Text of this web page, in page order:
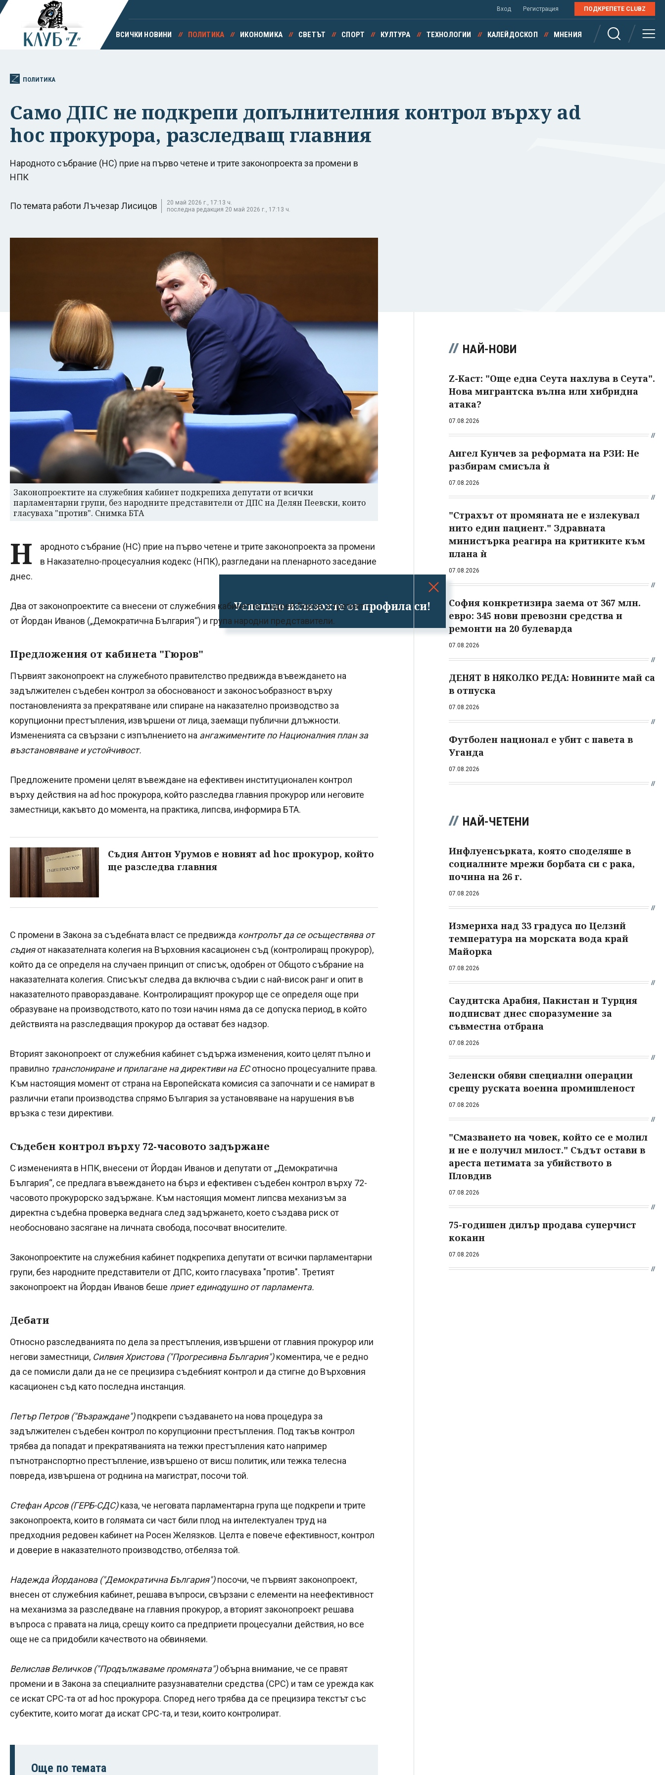
Успешно излязохте от профила си!
Вход Регистрация ПОДКРЕПЕТЕ CLUBZ
ВСИЧКИ НОВИНИ ПОЛИТИКА ИКОНОМИКА СВЕТЪТ СПОРТ КУЛТУРА ТЕХНОЛОГИИ КАЛЕЙДОСКОП МНЕНИЯ
ПОЛИТИКА
Само ДПС не подкрепи допълнителния контрол върху ad
hoc прокурора, разследващ главния
Народното събрание (НС) прие на първо четене и трите законопроекта за промени в
НПК
По темата работи Лъчезар Лисицов
20 май 2026 г., 17:13 ч.
последна редакция 20 май 2026 г., 17:13 ч.
Законопроектите на служебния кабинет подкрепиха депутати от всички
парламентарни групи, без народните представители от ДПС на Делян Пеевски, които
гласуваха "против". Снимка БТА
Н
ародното събрание (НС) прие на първо четене и трите законопроекта за промени
в Наказателно-процесуалния кодекс (НПК), разгледани на пленарното заседание
днес.
Два от законопроектите са внесени от служебния кабинет на Андрей Гюров, а третият –
от Йордан Иванов („Демократична България“) и група народни представители.
Предложения от кабинета "Гюров"
Първият законопроект на служебното правителство предвижда въвеждането на
задължителен съдебен контрол за обоснованост и законосъобразност върху
постановленията за прекратяване или спиране на наказателно производство за
корупционни престъпления, извършени от лица, заемащи публични длъжности.
Измененията са свързани с изпълнението на ангажиментите по Националния план за
възстановяване и устойчивост.
Предложените промени целят въвеждане на ефективен институционален контрол
върху действия на ad hoc прокурора, който разследва главния прокурор или неговите
заместници, какъвто до момента, на практика, липсва, информира БТА.
Съдия Антон Урумов е новият ad hoc прокурор, който
ще разследва главния
С промени в Закона за съдебната власт се предвижда контролът да се осъществява от
съдияот наказателната колегия на Върховния касационен съд (контролиращ прокурор),
който да се определя на случаен принцип от списък, одобрен от Общото събрание на
наказателната колегия. Списъкът следва да включва съдии с най-висок ранг и опит в
наказателното правораздаване. Контролиращият прокурор ще се определя още при
образуване на производството, като по този начин няма да се допуска период, в който
действията на разследващия прокурор да остават без надзор.
Вторият законопроект от служебния кабинет съдържа изменения, които целят пълно и
правилно транспониране и прилагане на директиви на ЕСотносно процесуалните права.
Към настоящия момент от страна на Европейската комисия са започнати и се намират в
различни етапи производства спрямо България за установяване на нарушения във
връзка с тези директиви.
Съдебен контрол върху 72-часовото задържане
С измененията в НПК, внесени от Йордан Иванов и депутати от „Демократична
България“, се предлага въвеждането на бърз и ефективен съдебен контрол върху 72-
часовото прокурорско задържане. Към настоящия момент липсва механизъм за
директна съдебна проверка веднага след задържането, което създава риск от
необосновано засягане на личната свобода, посочват вносителите.
Законопроектите на служебния кабинет подкрепиха депутати от всички парламентарни
групи, без народните представители от ДПС, които гласуваха "против". Третият
законопроект на Йордан Иванов беше приет единодушно от парламента.
Дебати
Относно разследванията по дела за престъпления, извършени от главния прокурор или
негови заместници, Силвия Христова ("Прогресивна България")коментира, че е редно
да се помисли дали да не се прецизира съдебният контрол и да стигне до Върховния
касационен съд като последна инстанция.
Петър Петров ("Възраждане")подкрепи създаването на нова процедура за
задължителен съдебен контрол по корупционни престъпления. Под такъв контрол
трябва да попадат и прекратяванията на тежки престъпления като например
пътнотранспортно престъпление, извършено от висш политик, или тежка телесна
повреда, извършена от роднина на магистрат, посочи той.
Стефан Арсов (ГЕРБ-СДС)каза, че неговата парламентарна група ще подкрепи и трите
законопроекта, които в голямата си част били плод на интелектуален труд на
предходния редовен кабинет на Росен Желязков. Целта е повече ефективност, контрол
и доверие в наказателното производство, отбеляза той.
Надежда Йорданова ("Демократична България")посочи, че първият законопроект,
внесен от служебния кабинет, решава въпроси, свързани с елементи на неефективност
на механизма за разследване на главния прокурор, а вторият законопроект решава
въпроса с правата на лица, срещу които са предприети процесуални действия, но все
още не са придобили качеството на обвиняеми.
Велислав Величков ("Продължаваме промяната")обърна внимание, че се правят
промени и в Закона за специалните разузнавателни средства (СРС) и там се урежда как
се искат СРС-та от ad hoc прокурора. Според него трябва да се прецизира текстът със
субектите, които могат да искат СРС-та, и тези, които контролират.
Още по темата
НАЙ-НОВИ
Z-Каст: "Още една Сеута нахлува в Сеута".
Нова мигрантска вълна или хибридна
атака?
07.08.2026
Ангел Кунчев за реформата на РЗИ: Не
разбирам смисъла ѝ
07.08.2026
"Страхът от промяната не е излекувал
нито един пациент." Здравната
министърка реагира на критиките към
плана ѝ
07.08.2026
София конкретизира заема от 367 млн.
евро: 345 нови превозни средства и
ремонти на 20 булеварда
07.08.2026
ДЕНЯТ В НЯКОЛКО РЕДА: Новините май са
в отпуска
07.08.2026
Футболен национал е убит с павета в
Уганда
07.08.2026
НАЙ-ЧЕТЕНИ
Инфлуенсърката, която споделяше в
социалните мрежи борбата си с рака,
почина на 26 г.
07.08.2026
Измериха над 33 градуса по Целзий
температура на морската вода край
Майорка
07.08.2026
Саудитска Арабия, Пакистан и Турция
подписват днес споразумение за
съвместна отбрана
07.08.2026
Зеленски обяви специални операции
срещу руската военна промишленост
07.08.2026
"Смазването на човек, който се е молил
и не е получил милост." Съдът остави в
ареста петимата за убийството в
Пловдив
07.08.2026
75-годишен дилър продава суперчист
кокаин
07.08.2026